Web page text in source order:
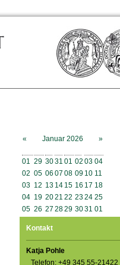
« Januar 2026
»
01 29 3031 01 02 03 04
02 05 06 07 08 09 10 11
03 12 13 14 15 16 17 18
04 19 2021 22 2324 25
05 26 27 2829 3031 01
Kontakt
Katja Pohle
Telefon: +49 345 55-21422